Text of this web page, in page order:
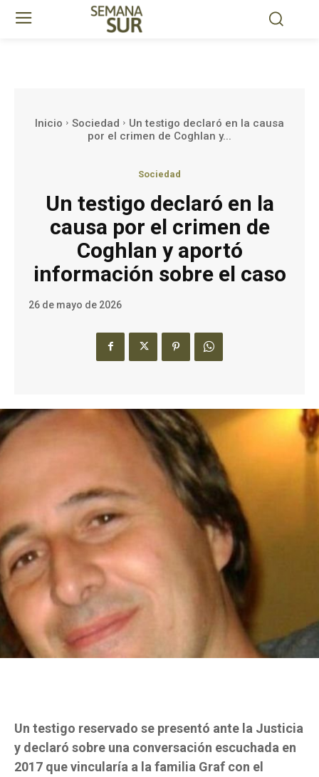
Inicio Sociedad
Un testigo declaró en la causa
por el crimen de Coghlan y...
Sociedad
Un testigo declaró en la
causa por el crimen de
Coghlan y aportó
información sobre el caso
26 de mayo de 2026
Un testigo reservado se presentó ante la Justicia
y declaró sobre una conversación escuchada en
2017 que vincularía a la familia Graf con el